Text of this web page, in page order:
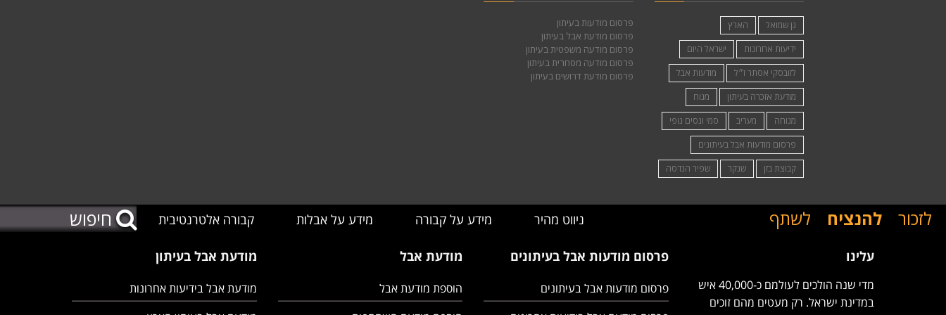
גן שמואל
הארץ
ידיעות אחרונות
ישראל היום
לזובסקי אסתר ז״ל
מודעות אבל
מודעת אזכרה בעיתון
מנוח
מנוחה
מעריב
סמי ונסים נופי
פרסום מודעות אבל בעיתונים
קבוצת בזן
שנקר שפיר הנדסה
פרסום מודעות בעיתון
פרסום מודעת אבל בעיתון
פרסום מודעה משפטית בעיתון
פרסום מודעה מסחרית בעיתון
פרסום מודעת דרושים בעיתון
ניווט מהיר מידע על קבורה מידע על אבלות קבורה אלטרנטיבית לזכור להנציח לשתף
עלינו
מדי שנה הולכים לעולמם כ-40,000 איש
במדינת ישראל. רק מעטים מהם זוכים
פרסום מודעות אבל בעיתונים
פרסום מודעות אבל בעיתונים
מודעת אבל
הוספת מודעת אבל
מודעת אבל בעיתון
מודעת אבל בידיעות אחרונות